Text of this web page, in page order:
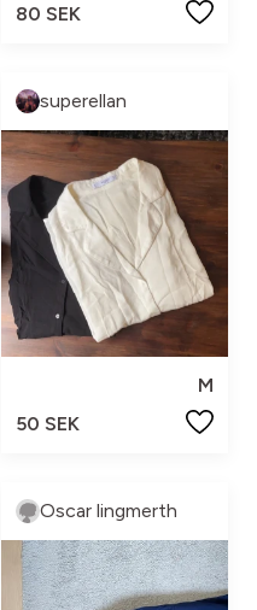
80 SEK
superellan
M
50 SEK
Oscar lingmerth